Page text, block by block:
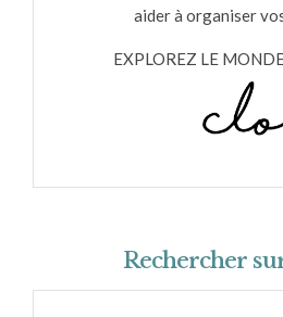
aider à organiser
EXPLOREZ LE
Rechercher